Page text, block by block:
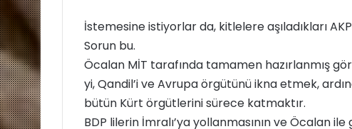
İstemesine istiyorlar da, kitlelere aşıladıkları
Sorun bu.
Öcalan MİT tarafında tamamen hazırlanmış
yi, Qandil’i ve Avrupa örgütünü ikna etmek,
bütün Kürt örgütlerini sürece katmaktır.
BDP lilerin İmralı’ya yollanmasının ve Öcalan